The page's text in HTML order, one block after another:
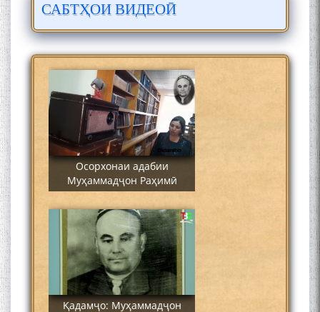
САБТҲОИ ВИДЕОӢ
Сайре дар Осорхона
Муҳаммадҷон Раҳимӣ
Осорхонаи адабии
Муҳаммадҷон Раҳимӣ
Қадамҷо: Муҳаммадҷон